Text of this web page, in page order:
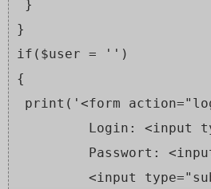
}
}
if($user = '')
{
print('<form
Login: <input
Passwort: <input
<input type="submit"